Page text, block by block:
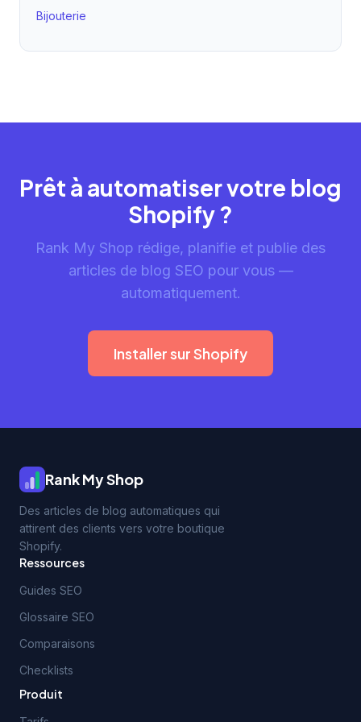
Bijouterie
Prêt à automatiser votre blog
Shopify ?
Rank My Shop rédige, planifie et publie des
articles de blog SEO pour vous —
automatiquement.
Installer sur Shopify
Rank My Shop
Des articles de blog automatiques qui
attirent des clients vers votre boutique
Shopify.
Ressources
Guides SEO
Glossaire SEO
Comparaisons
Checklists
Produit